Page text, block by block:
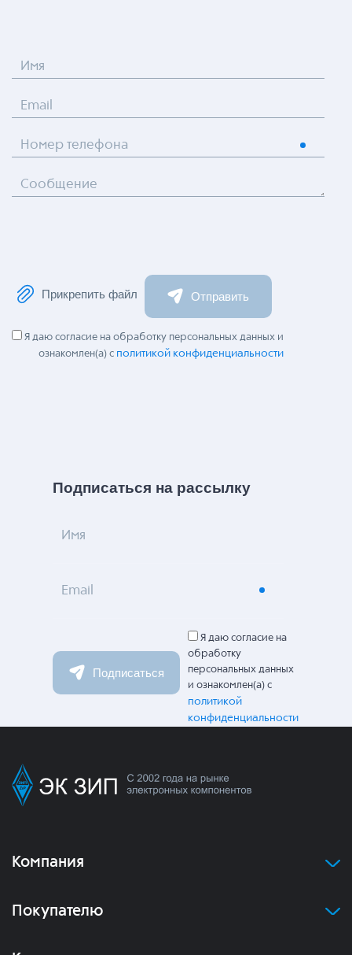
Имя
Email
Номер телефона
Сообщение
Прикрепить файл Отправить
Я даю согласие на обработку персональных данных и
ознакомлен(а) с политикой конфиденциальности
Подписаться на рассылку
Имя
Email
Подписаться
Я даю согласие на
обработку
персональных данных
и ознакомлен(а) с
политикой
конфиденциальности
Компания
Покупателю